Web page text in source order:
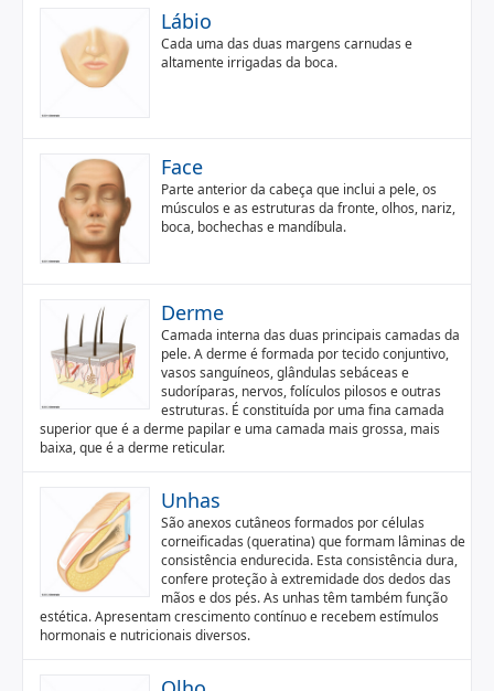
Lábio
Cada uma das duas margens carnudas e
altamente irrigadas da boca.
Face
Parte anterior da cabeça que inclui a pele, os
músculos e as estruturas da fronte, olhos, nariz,
boca, bochechas e mandíbula.
Derme
Camada interna das duas principais camadas da
pele. A derme é formada por tecido conjuntivo,
vasos sanguíneos, glândulas sebáceas e
sudoríparas, nervos, folículos pilosos e outras
estruturas. É constituída por uma fina camada
superior que é a derme papilar e uma camada mais grossa, mais
baixa, que é a derme reticular.
Unhas
São anexos cutâneos formados por células
corneificadas (queratina) que formam lâminas de
consistência endurecida. Esta consistência dura,
confere proteção à extremidade dos dedos das
mãos e dos pés. As unhas têm também função
estética. Apresentam crescimento contínuo e recebem estímulos
hormonais e nutricionais diversos.